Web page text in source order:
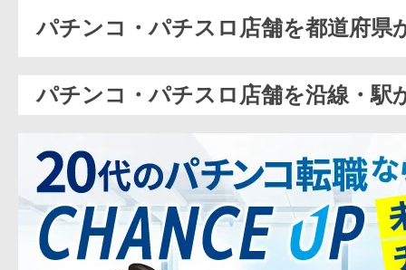
パチンコ・パチスロ店舗を都道府県
パチンコ・パチスロ店舗を沿線・駅